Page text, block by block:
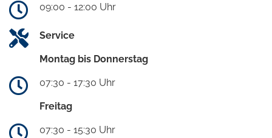
09:00 - 12:00 Uhr
Service
Montag bis Donnerstag
07:30 - 17:30 Uhr
Freitag
07:30 - 15:30 Uhr